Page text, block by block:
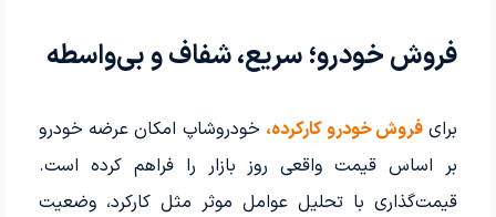
فروش خودرو؛ سریع، شفاف و بی‌واسطه
برایفروش خودرو کارکرده، خودروشاپ امکان عرضه خودرو
بر اساس قیمت واقعی روز بازار را فراهم کرده است.
قیمت‌گذاری با تحلیل عوامل موثر مثل کارکرد، وضعیت